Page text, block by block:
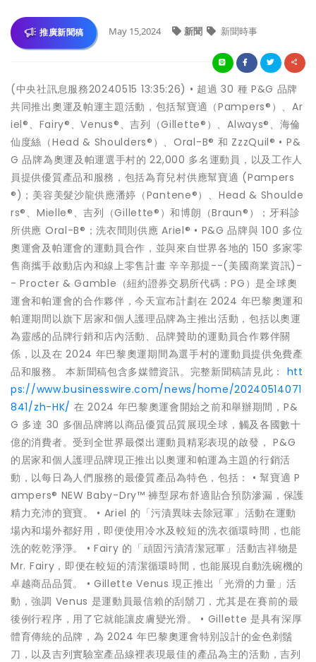
推廣新聞稿 May 15,2024 新聞 新聞時事
(中央社訊息服務20240515 13:35:26) • 超過 30 種 P&G 品牌
共同推出奧運及帕運主題活動，包括幫寶適（Pampers®）、Ar
iel®、Fairy®、Venus®、吉列（Gillette®）、Always®、海倫
仙度絲（Head & Shoulders®）、Oral-B® 和 ZzzQuil® • P&
G 品牌為奧運及帕運選手村的 22,000 多名運動員，以及工作人
員提供優質產品和服務，包括為育兒村供應幫寶適 (Pampers
®)；美容美髮沙龍供應潘婷（Pantene®）、Head & Shoulde
rs®、Mielle®、吉列（Gillette®）和博朗（Braun®）；牙科診
所供應 Oral-B®；洗衣間則供應 Ariel® • P&G 品牌與 100 多位
奧運會及帕運會的運動員合作，並與來自世界各地的 150 多家零
售商攜手啟動店內和線上零售計畫 辛辛那提--(美國商業資訊)-
- Procter & Gamble（紐約證券交易所代碼：PG）是全球奧
運會和帕運會的合作夥伴，今天宣布計劃在 2024 年巴黎奧運和
帕運期間以旗下居家和個人護理品牌為主推出活動，包括以奧運
為靈感的品牌行銷和店內活動、品牌贊助的運動員合作夥伴關
係，以及在 2024 年巴黎奧運期間為選手村的運動員提供免費產
品和服務。 本新聞稿包含多媒體資訊。完整新聞稿請見此： htt
ps://www.businesswire.com/news/home/20240514071
841/zh-HK/ 在 2024 年巴黎奧運會開始之前和舉辦期間，P&
G 多達 30 多個品牌將以商品優質品質展現全球，觸及各國數十
億的消費者。受到全世界最傑出運動員精彩表現的啟發， P&G
的居家和個人護理品牌現正推出以奧運和帕運為主題的行銷活
動，以每日為人們服務的最優質產品為特色，包括： • 幫寶適 P
ampers® NEW Baby-Dry™ 褲型尿布舒適貼合預防滲漏，保護
精力充沛的寶寶。 • Ariel 的「污漬異味去除冠軍」活動在運動
場內和場外都好用，即便使用冷水及較短的洗衣循環時間，也能
洗的乾乾淨淨。 • Fairy 的「頑固污漬清潔冠軍」活動吉祥物是
Mr. Fairy，即便在較短的清潔循環時間，也能展現自動洗碗機的
卓越商品品質。 • Gillette Venus 現正推出「光滑的力量」活
動，強調 Venus 是運動員最信賴的刮鬍刀，尤其是在賽前的最
後例行程序，用了它就能讓皮膚變光滑。 • Gillette 是具有深厚
體育傳統的品牌，為 2024 年巴黎奧運會特別設計的金色剃鬚
刀，以及吉列實驗室產品線裡表現最佳的產品為主的活動，吉列